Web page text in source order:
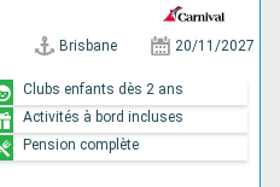
Brisbane 20/11/2027
Clubs enfants dès 2 ans
Activités à bord incluses
Pension complète